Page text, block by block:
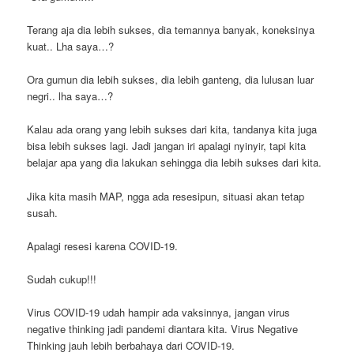
Terang aja dia lebih sukses, dia temannya banyak, koneksinya
kuat.. Lha saya…?
Ora gumun dia lebih sukses, dia lebih ganteng, dia lulusan luar
negri.. lha saya…?
Kalau ada orang yang lebih sukses dari kita, tandanya kita juga
bisa lebih sukses lagi. Jadi jangan iri apalagi nyinyir, tapi kita
belajar apa yang dia lakukan sehingga dia lebih sukses dari kita.
Jika kita masih MAP, ngga ada resesipun, situasi akan tetap
susah.
Apalagi resesi karena COVID-19.
Sudah cukup!!!
Virus COVID-19 udah hampir ada vaksinnya, jangan virus
negative thinking jadi pandemi diantara kita. Virus Negative
Thinking jauh lebih berbahaya dari COVID-19.